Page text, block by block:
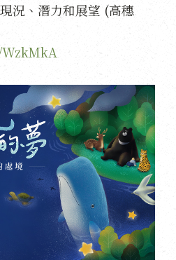
況、潛力和展望 (高穗